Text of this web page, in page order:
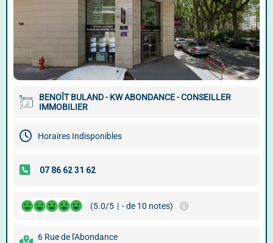
BENOÎT BULAND - KW ABONDANCE - CONSEILLER
IMMOBILIER
Horaires Indisponibles
(5.0/5 | - de 10 notes)
6 Rue de l'Abondance